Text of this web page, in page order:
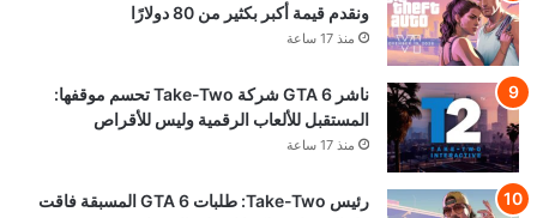
ونقدم قيمة أكبر بكثير من 80 دولارًا
منذ 17 ساعة
ناشر GTA 6 شركة Take-Two تحسم موقفها:
المستقبل للألعاب الرقمية وليس للأقراص
منذ 17 ساعة
رئيس Take-Two: طلبات GTA 6 المسبقة فاقت